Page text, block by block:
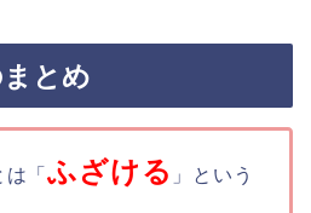
まとめ
は「ふざける 」という